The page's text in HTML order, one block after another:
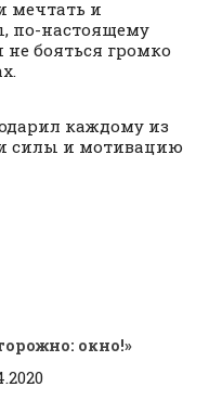
мечтать и
по-настоящему
бояться громко
каждому из
силы и мотивацию
окно!»